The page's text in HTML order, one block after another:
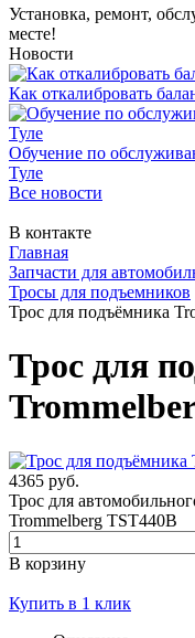
Установка, ремонт,
месте!
Новости
Как откалибровать
Обучение по
Туле
Все новости
В контакте
Главная
Запчасти для
Тросы для подъемников
Трос для подъёмника
Трос для
4365 руб.
Трос для
Trommelberg TST440B
В корзину
Купить в 1 клик